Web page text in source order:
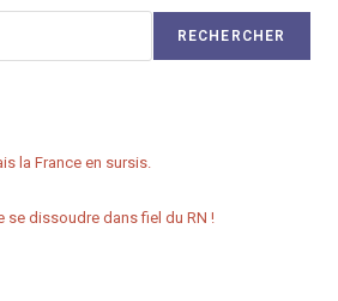
RECHERCHER
la France en sursis.
se dissoudre dans fiel du RN !